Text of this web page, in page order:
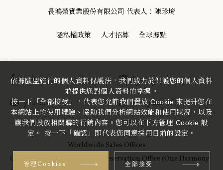
長鴻榮實業股份有限公司 代表人：陳珍堉
隱私權政策 人才招募 全球據點
facebook line
youtube instagram
Worldwide Sales Offices
Okura Nikko Hotels Central Reservation Office (One Harmony
依據歐盟施行的個人資料保護法，我們致力於保護您的個人資料
並提供您對個人資料的掌握。
按一下「全部接受」，代表您允許我們置放 Cookie 來提升您在
本網站上的使用體驗、協助我們分析網站效能和使用狀況，以及
讓我們投放相關聯的行銷內容。您可以在下方管理 Cookie 設
定。 按一下「確認」即代表您同意採用目前的設定。
管理Cookies 全部接受